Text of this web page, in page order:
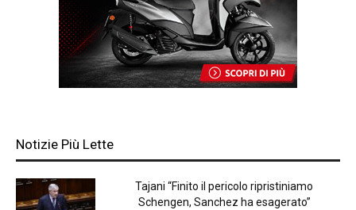
Notizie Più Lette
Tajani “Finito il pericolo ripristiniamo
Schengen, Sanchez ha esagerato”